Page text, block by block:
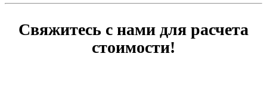
000,00 ₽.
Свяжитесь с нами для расчета
стоимости!